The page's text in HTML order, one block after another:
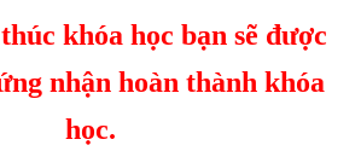
khóa học bạn sẽ được
nhận hoàn thành khóa
học.